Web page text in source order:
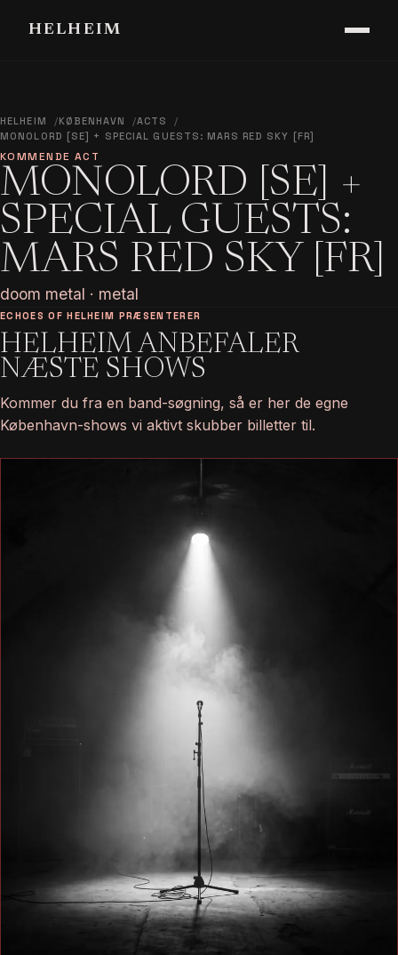
HELHEIM
HELHEIM KØBENHAVN
ACTS
MONOLORD [SE] + SPECIAL GUESTS: MARS RED SKY [FR]
KOMMENDE ACT
MONOLORD [SE] +
SPECIAL GUESTS:
MARS RED SKY [FR]
doom metal · metal
ECHOES OF HELHEIM PRÆSENTERER
HELHEIM ANBEFALER
NÆSTE SHOWS
Kommer du fra en band-søgning, så er her de egne
København-shows vi aktivt skubber billetter til.